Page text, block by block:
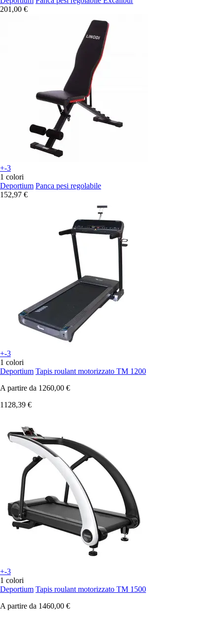
201,00 €
+-3
1 colori
Deportium Panca pesi regolabile
152,97 €
+-3
1 colori
Deportium Tapis roulant motorizzato TM 1200
A partire da 1260,00 €
1128,39 €
+-3
1 colori
Deportium Tapis roulant motorizzato TM 1500
A partire da 1460,00 €